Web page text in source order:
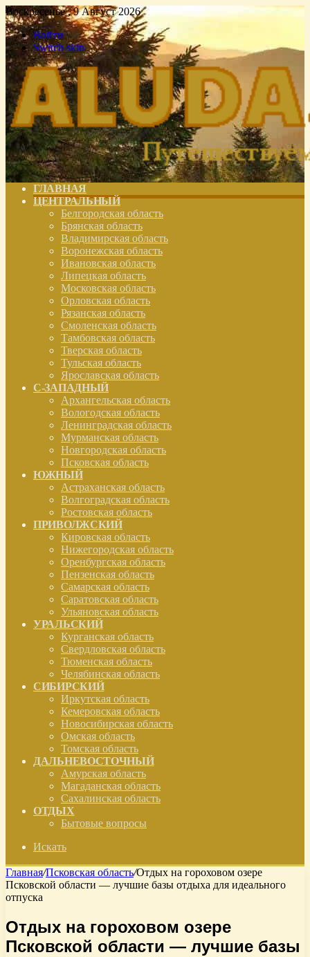
Воскресенье , 9 Август 2026
Войти
Switch skin
ГЛАВНАЯ
ЦЕНТРАЛЬНЫЙ
Белгородская область
Брянская область
Владимирская область
Воронежская область
Ивановская область
Липецкая область
Московская область
Орловская область
Рязанская область
Смоленская область
Тамбовская область
Тверская область
Тульская область
Ярославская область
С-ЗАПАДНЫЙ
Архангельская область
Вологодская область
Ленинградская область
Мурманская область
Новгородская область
Псковская область
ЮЖНЫЙ
Астраханская область
Волгоградская область
Ростовская область
ПРИВОЛЖСКИЙ
Кировская область
Нижегородская область
Оренбургская область
Пензенская область
Самарская область
Саратовская область
Ульяновская область
УРАЛЬСКИЙ
Курганская область
Свердловская область
Тюменская область
Челябинская область
СИБИРСКИЙ
Иркутская область
Кемеровская область
Новосибирская область
Омская область
Томская область
ДАЛЬНЕВОСТОЧНЫЙ
Амурская область
Магаданская область
Сахалинская область
ОТДЫХ
Бытовые вопросы
Искать
Главная/Псковская область/Отдых на гороховом озере
Псковской области — лучшие базы отдыха для идеального
отпуска
Отдых на гороховом озере
Псковской области — лучшие базы